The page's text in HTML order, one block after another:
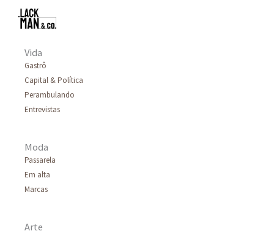
Vida
Gastrô
Capital & Política
Perambulando
Entrevistas
Moda
Passarela
Em alta
Marcas
Arte